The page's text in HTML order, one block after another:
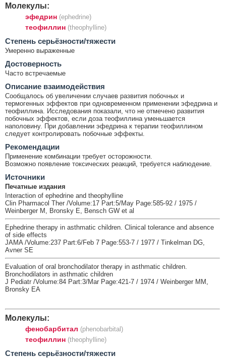
Молекулы:
эфедрин (ephedrine)
теофиллин (theophylline)
Cтепень серьёзности/тяжести
Умеренно выраженные
Достоверность
Часто встречаемые
Описание взаимодействия
Сообщалось об увеличении случаев развития побочных и
термогенных эффектов при одновременном применении эфедрина и
теофиллина. Исследования показали, что не отмечено развития
побочных эффектов, если доза теофиллина уменьшается
наполовину. При добавлении эфедрина к терапии теофиллином
следует контролировать побочные эффекты.
Рекомендации
Применение комбинации требует осторожности.
Возможно появление токсических реакций, требуется наблюдение.
Источники
Печатные издания
Interaction of ephedrine and theophylline
Clin Pharmacol Ther /Volume:17 Part:5/May Page:585-92 / 1975 /
Weinberger M, Bronsky E, Bensch GW et al
Ephedrine therapy in asthmatic children. Clinical tolerance and absence
of side effects
JAMA /Volume:237 Part:6/Feb 7 Page:553-7 / 1977 / Tinkelman DG,
Avner SE
Evaluation of oral bronchodilator therapy in asthmatic children.
Bronchodilators in asthmatic children
J Pediatr /Volume:84 Part:3/Mar Page:421-7 / 1974 / Weinberger MM,
Bronsky EA
Молекулы:
фенобарбитал (phenobarbital)
теофиллин (theophylline)
Cтепень серьёзности/тяжести